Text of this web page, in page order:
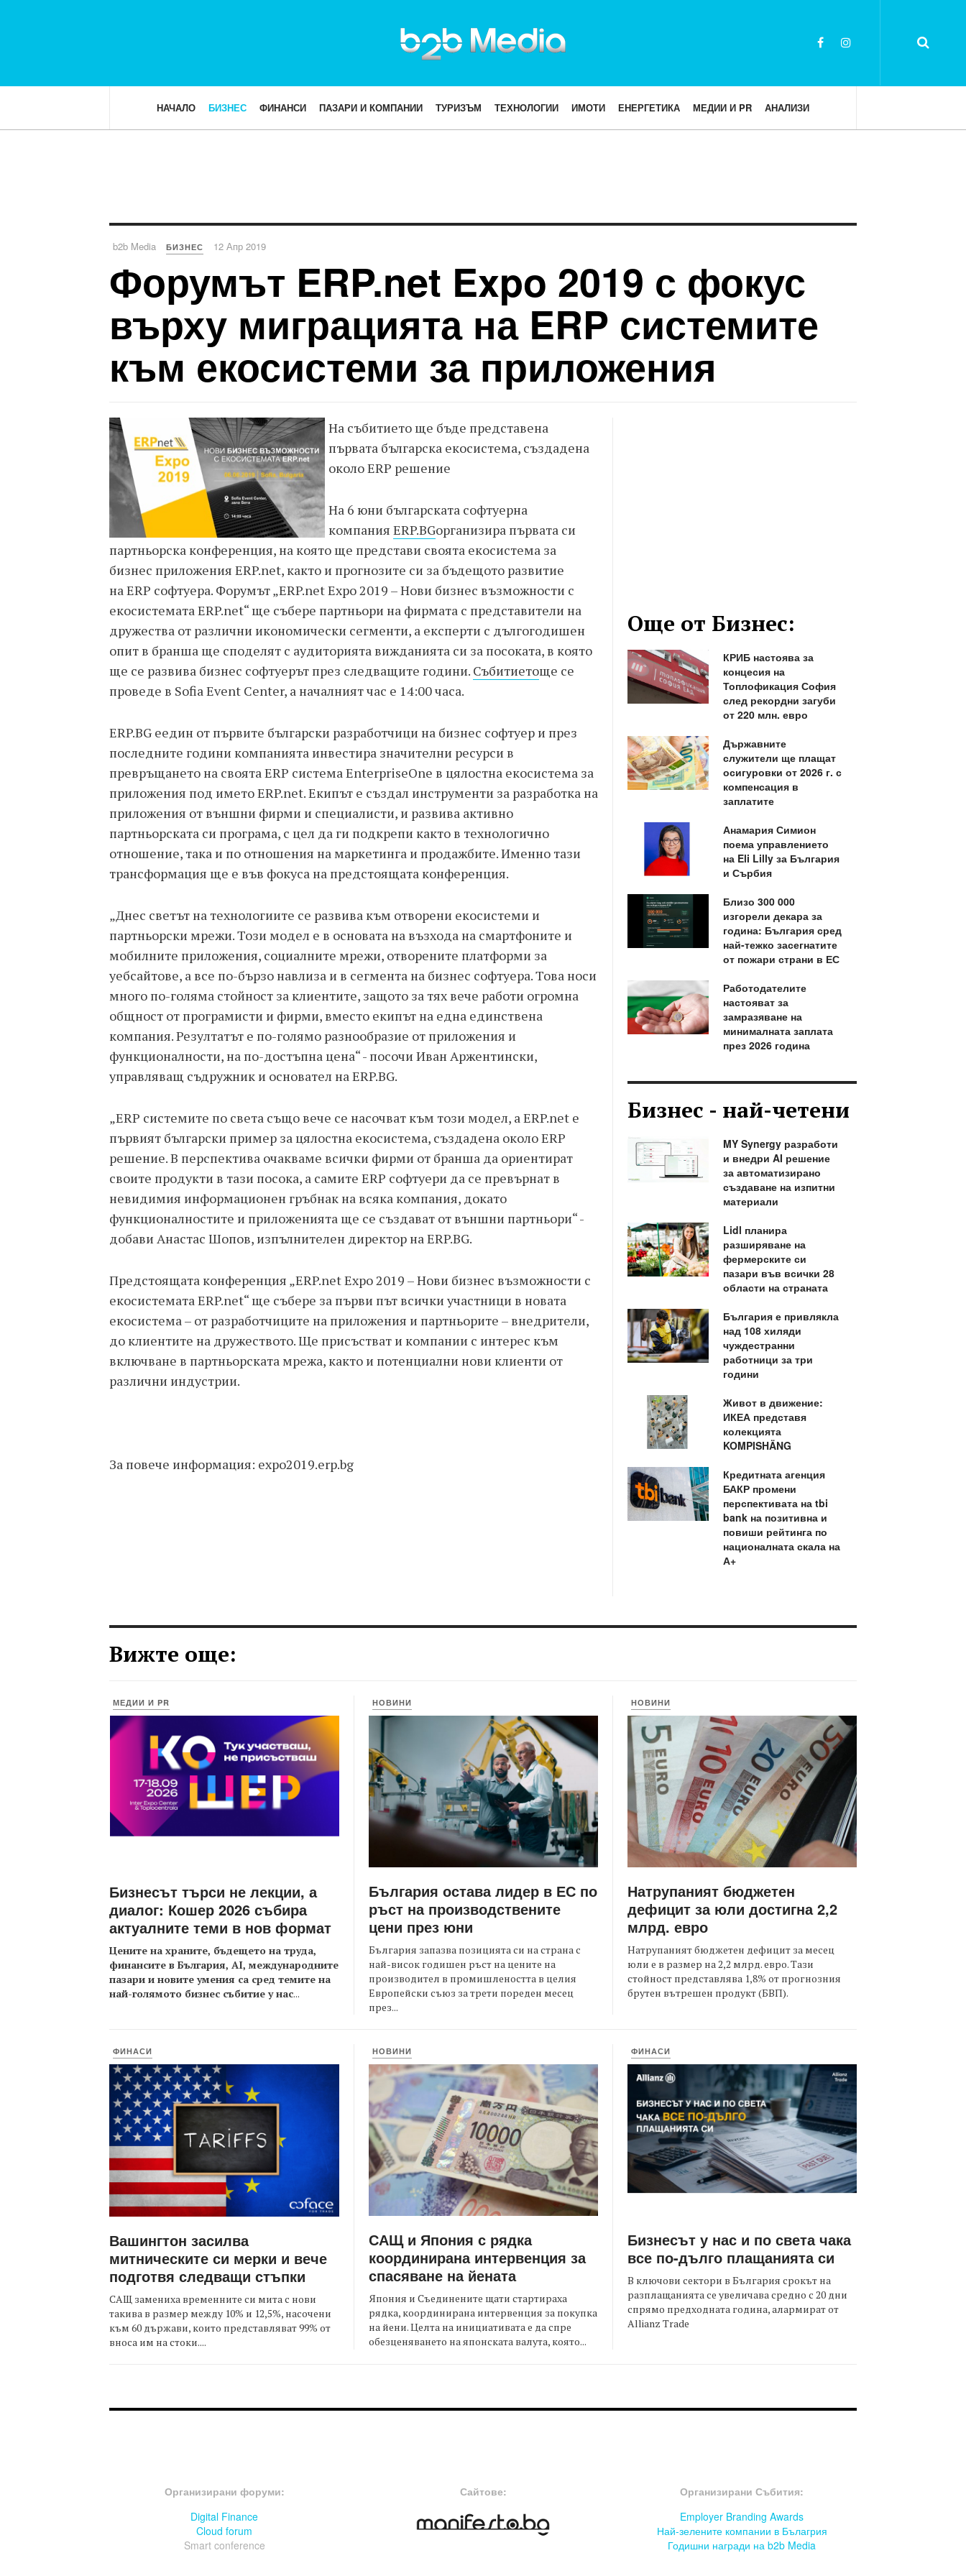
НАЧАЛО БИЗНЕС ФИНАНСИ ПАЗАРИ И КОМПАНИИ ТУРИЗЪМ ТЕХНОЛОГИИ ИМОТИ ЕНЕРГЕТИКА МЕДИИ И PR АНАЛИЗИ
b2b Media БИЗНЕС 12 Апр 2019
Форумът ERP.net Expo 2019 с фокус
върху миграцията на ERP системите
към екосистеми за приложения
На събитието ще бъде представена
първата българска екосистема, създадена
около ERP решение
На 6 юни българската софтуерна
компания ERP.BGорганизира първата си
партньорска конференция, на която ще представи своята екосистема за
бизнес приложения ERP.net, както и прогнозите си за бъдещото развитие
на ERP софтуера. Форумът „ERP.net Expo 2019 – Нови бизнес възможности с
екосистемата ERP.net“ ще събере партньори на фирмата с представители на
дружества от различни икономически сегменти, а експерти с дългогодишен
опит в бранша ще споделят с аудиторията вижданията си за посоката, в която
ще се развива бизнес софтуерът през следващите години. Събитиетоще се
проведе в Sofia Event Center, а началният час е 14:00 часа.
ERP.BG eедин от първите български разработчици на бизнес софтуер и през
последните години компанията инвестира значителни ресурси в
превръщането на своята ERP система EnterpriseOne в цялостна екосистема за
приложения под името ERP.net. Екипът е създал инструменти за разработка на
приложения от външни фирми и специалисти, и развива активно
партньорската си програма, с цел да ги подкрепи както в технологично
отношение, така и по отношения на маркетинга и продажбите. Именно тази
трансформация ще е във фокуса на предстоящата конференция.
„Днес светът на технологиите се развива към отворени екосистеми и
партньорски мрежи. Този модел е в основата на възхода на смартфоните и
мобилните приложения, социалните мрежи, отворените платформи за
уебсайтове, а все по-бързо навлиза и в сегмента на бизнес софтуера. Това носи
много по-голяма стойност за клиентите, защото за тях вече работи огромна
общност от програмисти и фирми, вместо екипът на една единствена
компания. Резултатът е по-голямо разнообразие от приложения и
функционалности, на по-достъпна цена“ - посочи Иван Аржентински,
управляващ съдружник и основател на ERP.BG.
„ERP системите по света също вече се насочват към този модел, а ERP.net е
първият български пример за цялостна екосистема, създадена около ERP
решение. В перспектива очакваме всички фирми от бранша да ориентират
своите продукти в тази посока, а самите ERP софтуери да се превърнат в
невидимия информационен гръбнак на всяка компания, докато
функционалностите и приложенията ще се създават от външни партньори“ -
добави Анастас Шопов, изпълнителен директор на ERP.BG.
Предстоящата конференция „ERP.net Expo 2019 – Нови бизнес възможности с
екосистемата ERP.net“ ще събере за първи път всички участници в новата
екосистема – от разработчиците на приложения и партньорите – внедрители,
до клиентите на дружеството. Ще присъстват и компании с интерес към
включване в партньорската мрежа, както и потенциални нови клиенти от
различни индустрии.
За повече информация: expo2019.erp.bg
Още от Бизнес:
КРИБ настоява за
концесия на
Топлофикация София
след рекордни загуби
от 220 млн. евро
Държавните
служители ще плащат
осигуровки от 2026 г. с
компенсация в
заплатите
Анамария Симион
поема управлението
на Eli Lilly за България
и Сърбия
Близо 300 000
изгорели декара за
година: България сред
най-тежко засегнатите
от пожари страни в ЕС
Работодателите
настояват за
замразяване на
минималната заплата
през 2026 година
Бизнес - най-четени
MY Synergy разработи
и внедри AI решение
за автоматизирано
създаване на изпитни
материали
Lidl планира
разширяване на
фермерските си
пазари във всички 28
области на страната
България е привлякла
над 108 хиляди
чуждестранни
работници за три
години
Живот в движение:
ИКЕА представя
колекцията
KOMPISHÄNG
Кредитната агенция
БАКР промени
перспективата на tbi
bank на позитивна и
повиши рейтинга по
националната скала на
А+
Вижте още:
МЕДИИ И PR
Бизнесът търси не лекции, а
диалог: Кошер 2026 събира
актуалните теми в нов формат
Цените на храните, бъдещето на труда,
финансите в България, AI, международните
пазари и новите умения са сред темите на
най-голямото бизнес събитие у нас...
НОВИНИ
България остава лидер в ЕС по
ръст на производствените
цени през юни
България запазва позицията си на страна с
най-висок годишен ръст на цените на
производител в промишлеността в целия
Европейски съюз за трети пореден месец
през...
НОВИНИ
Натрупаният бюджетен
дефицит за юли достигна 2,2
млрд. евро
Натрупаният бюджетен дефицит за месец
юли е в размер на 2,2 млрд. евро. Тази
стойност представлява 1,8% от прогнозния
брутен вътрешен продукт (БВП).
ФИНАСИ
Вашингтон засилва
митническите си мерки и вече
подготвя следващи стъпки
САЩ замениха временните си мита с нови
такива в размер между 10% и 12,5%, насочени
към 60 държави, които представляват 99% от
вноса им на стоки....
НОВИНИ
САЩ и Япония с рядка
координирана интервенция за
спасяване на йената
Япония и Съединените щати стартираха
рядка, координирана интервенция за покупка
на йени. Целта на инициативата е да спре
обезценяването на японската валута, която...
ФИНАСИ
Бизнесът у нас и по света чака
все по-дълго плащанията си
В ключови сектори в България срокът на
разплащанията се увеличава средно с 20 дни
спрямо предходната година, алармират от
Allianz Trade
Организирани форуми:
Digital Finance
Cloud forum
Smart conference
Сайтове:
Организирани Събития:
Employer Branding Awards
Най-зелените компании в Бълагрия
Годишни награди на b2b Media